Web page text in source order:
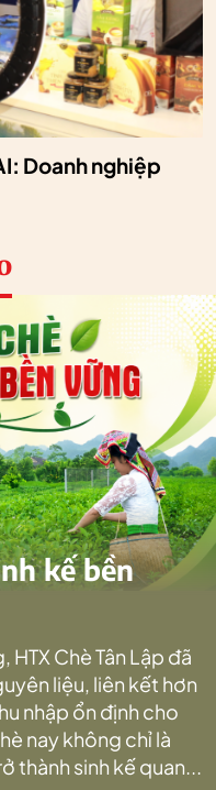
Doanh nghiệp
kế bền
Chè Tân Lập đã
liệu, liên kết hơn
nhập ổn định cho
nay không chỉ là
thành sinh kế quan...